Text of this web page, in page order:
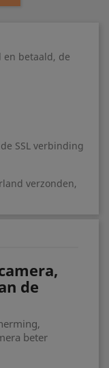
en betaald, de
SSL verbinding
verzonden,
de
beter